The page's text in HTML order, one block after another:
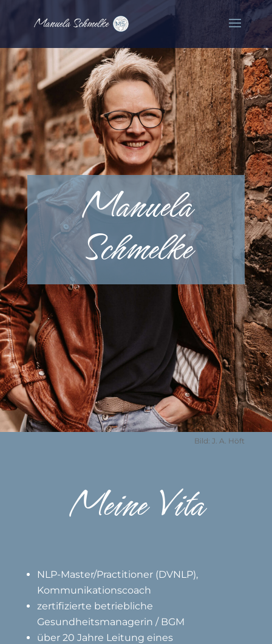
Manuela
Schmelke
Bild: J. A. Höft
Meine Vita
NLP-Master/Practitioner (DVNLP),
Kommunikationscoach
zertifizierte betriebliche
Gesundheitsmanagerin / BGM
über 20 Jahre Leitung eines